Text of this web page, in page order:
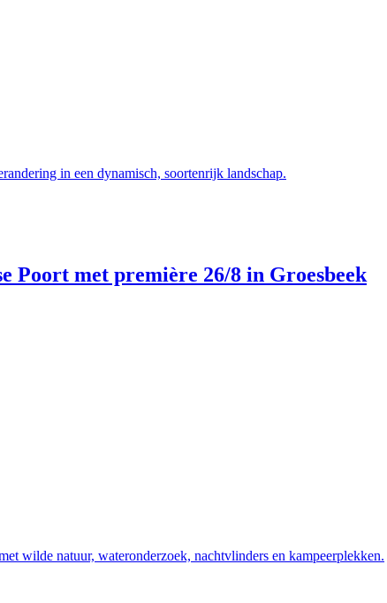
in een dynamisch, soortenrijk landschap.
Poort met première 26/8 in Groesbeek
wilde natuur, wateronderzoek, nachtvlinders en kampeerplekken.